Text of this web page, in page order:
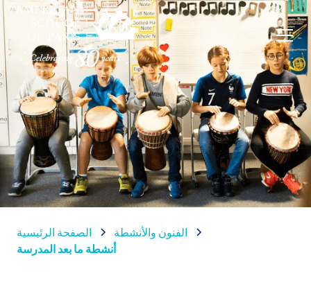
الصفحة الرئيسية
الفنون والأنشطة
أنشطة ما بعد المدرسة